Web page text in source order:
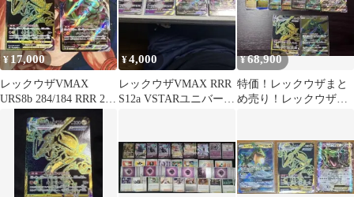
¥ 17,000
レックウザVMAX
URS8b 284/184 RRR 2枚
セット
¥4,000
レックウザVMAX RRR
S12a VSTARユニバース
¥68,900
特価！レックウザまと
め売り！レックウザGX